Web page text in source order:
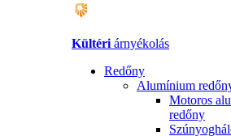
Kültéri árnyékolás
Redőny
Alumínium
Motoros
redőny